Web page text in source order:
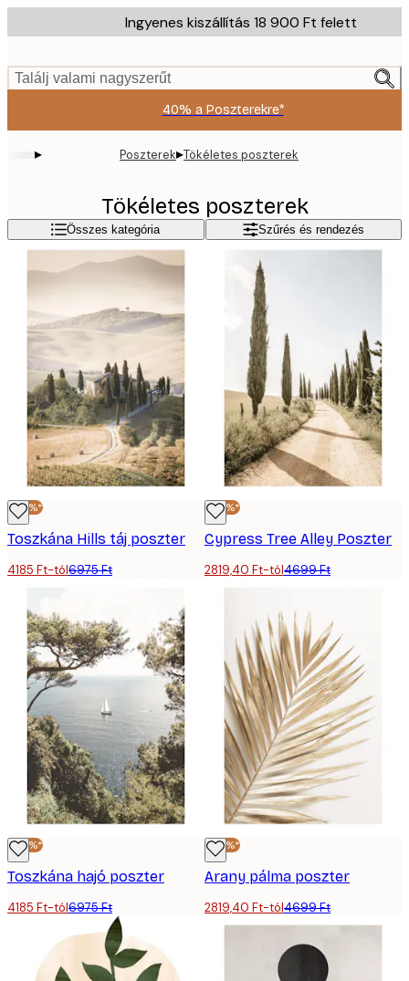
to
content.
Ingyenes kiszállítás 18 900 Ft felett
Találj valami nagyszerűt
40% a Poszterekre*
▸ Poszterek▸Tökéletes poszterek
Tökéletes poszterek
Összes kategória Szűrés és rendezés
-40%*
Toszkána Hills táj poszter
4185 Ft-tól6975 Ft
-40%*
Cypress Tree Alley Poszter
2819,40 Ft-tól4699 Ft
-40%*
Toszkána hajó poszter
4185 Ft-tól6975 Ft
-40%*
Arany pálma poszter
2819,40 Ft-tól4699 Ft